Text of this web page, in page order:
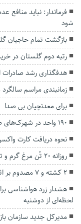
فرماندار: نباید منافع
شود
بازگشت تمام حاجیان
رتبه دوم گلستان در
هدفگذاری رشد صادرات از
زمانبندی مراسم سالگرد
برای معدنچیان بی صدا
۱۹۰ واحد در شهرک‌های صنعتی گلستان راکد است.
نحوه دریافت کارت
روزانه ۲۰ تُن مرغ گرم و تخم مرغ دولتی در گنبدکاووس توزیع می‌شود
2 کشته و ۷ مصدوم بر اثر تصادف ۲ خودروی سواری در پارک ملی گلستان
هشدار زرد هواشناسی
لحظه‌ای از دوشنبه
مدیرکل جدید سازمان